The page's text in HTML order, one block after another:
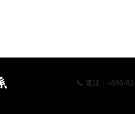
📞 電話：+886-82-313405